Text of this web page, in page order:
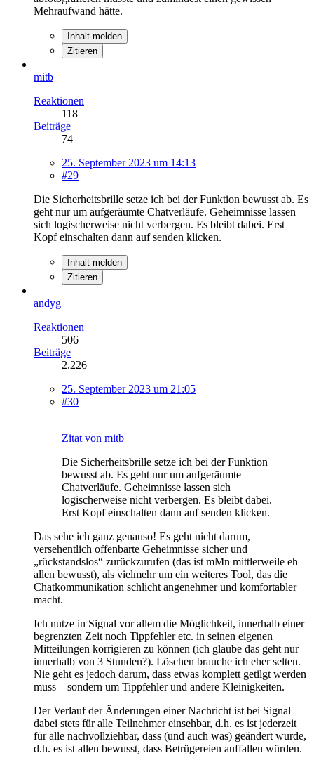
Mehraufwand hätte.
Inhalt melden
Zitieren
mitb
Reaktionen
118
Beiträge
74
25. September 2023 um 14:13
#29
Die Sicherheitsbrille setze ich bei der Funktion bewusst ab. Es
geht nur um aufgeräumte Chatverläufe. Geheimnisse lassen
sich logischerweise nicht verbergen. Es bleibt dabei. Erst
Kopf einschalten dann auf senden klicken.
Inhalt melden
Zitieren
andyg
Reaktionen
506
Beiträge
2.226
25. September 2023 um 21:05
#30
Zitat von mitb
Die Sicherheitsbrille setze ich bei der Funktion
bewusst ab. Es geht nur um aufgeräumte
Chatverläufe. Geheimnisse lassen sich
logischerweise nicht verbergen. Es bleibt dabei.
Erst Kopf einschalten dann auf senden klicken.
Das sehe ich ganz genauso! Es geht nicht darum,
versehentlich offenbarte Geheimnisse sicher und
„rückstandslos“ zurückzurufen (das ist mMn mittlerweile eh
allen bewusst), als vielmehr um ein weiteres Tool, das die
Chatkommunikation schlicht angenehmer und komfortabler
macht.
Ich nutze in Signal vor allem die Möglichkeit, innerhalb einer
begrenzten Zeit noch Tippfehler etc. in seinen eigenen
Mitteilungen korrigieren zu können (ich glaube das geht nur
innerhalb von 3 Stunden?). Löschen brauche ich eher selten.
Nie geht es jedoch darum, dass etwas komplett getilgt werden
muss—sondern um Tippfehler und andere Kleinigkeiten.
Der Verlauf der Änderungen einer Nachricht ist bei Signal
dabei stets für alle Teilnehmer einsehbar, d.h. es ist jederzeit
für alle nachvollziehbar, dass (und auch was) geändert wurde,
d.h. es ist allen bewusst, dass Betrügereien auffallen würden.